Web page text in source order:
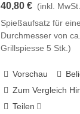
40,80 € (inkl.
Spießaufsatz für
Durchmesser von
Grillspiesse 5 Stk.)
Vorschau
Zum Vergleich
Teilen